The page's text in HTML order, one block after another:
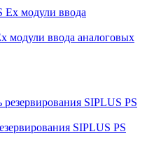
модули ввода аналоговых
SIPLUS PS